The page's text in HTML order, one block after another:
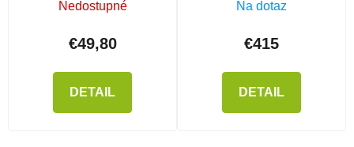
Nedostupné
€49,80
DETAIL
Hands 35S solt water
Na dotaz
€415
DETAIL